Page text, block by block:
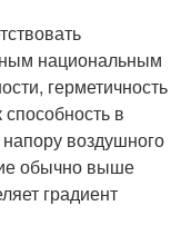
национальным
герметичность
в
воздушного
обычно выше
градиент